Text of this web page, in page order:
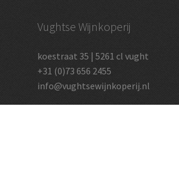
Vughtse Wijnkoperij
koestraat 35 | 5261 cl vught
+31 (0)73 656 2455
info@vughtsewijnkoperij.nl